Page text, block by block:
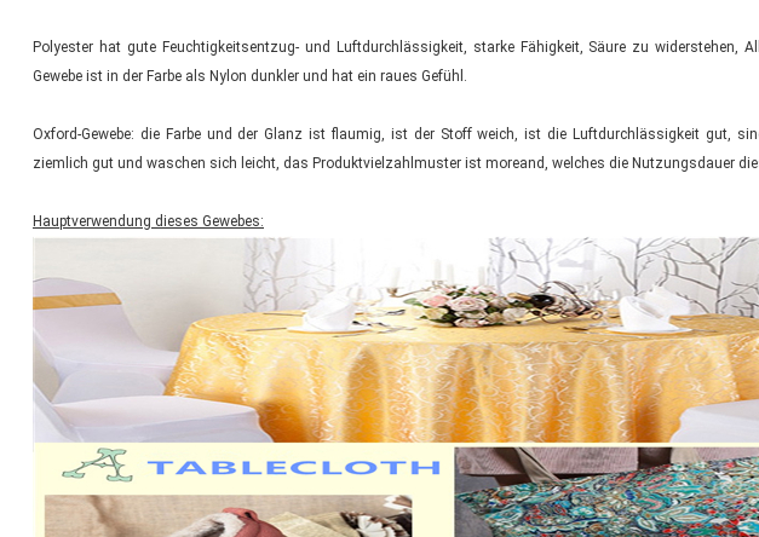
Polyester hat gute Feuchtigkeitsentzug- und Luftdurchlässigkeit, starke Fähigkeit, Säure zu widerstehen,
Gewebe ist in der Farbe als Nylon dunkler und hat ein raues Gefühl.
Oxford-Gewebe: die Farbe und der Glanz ist flaumig, ist der Stoff weich, ist die Luftdurchlässigkeit gut,
ziemlich gut und waschen sich leicht, das Produktvielzahlmuster ist moreand, welches die Nutzungsdauer
Hauptverwendung dieses Gewebes: